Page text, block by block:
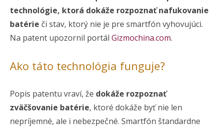
technológie, ktorá dokáže rozpoznať nafukovanie
batérie či stav, ktorý nie je pre smartfón vyhovujúci.
Na patent upozornil portál Gizmochina.com.
Ako táto technológia funguje?
Popis patentu vraví, že dokáže rozpoznať
zväčšovanie batérie, ktoré dokáže byť nie len
nepríjemné, ale i nebezpečné. Smartfón štandardne